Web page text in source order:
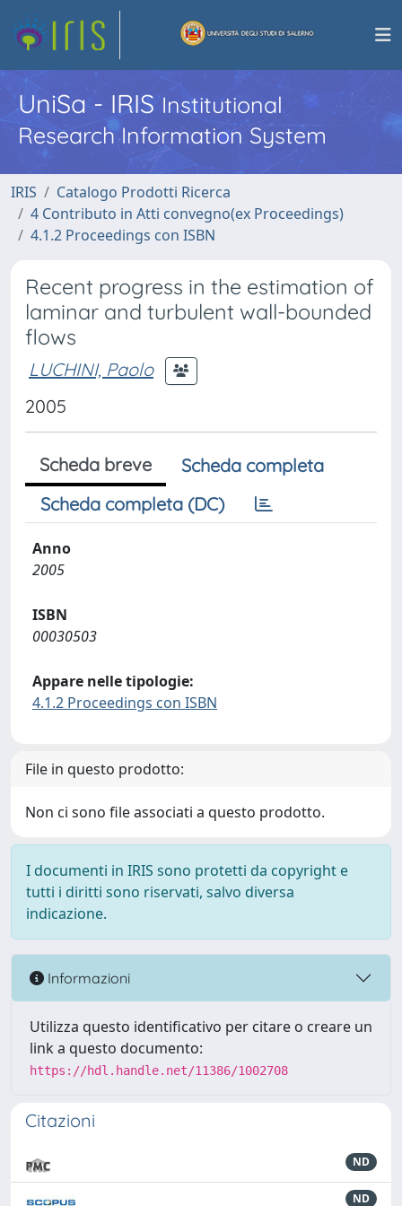
UniSa - IRISInstitutional
Research Information System
IRIS
Catalogo Prodotti Ricerca
4 Contributo in Atti convegno(ex Proceedings)
4.1.2 Proceedings con ISBN
Recent progress in the estimation of
laminar and turbulent wall-bounded
flows
LUCHINI, Paolo
2005
Scheda breve
Scheda completa
Scheda completa (DC)
Anno
2005
ISBN
00030503
Appare nelle tipologie:
4.1.2 Proceedings con ISBN
File in questo prodotto:
Non ci sono file associati a questo prodotto.
I documenti in IRIS sono protetti da copyright e
tutti i diritti sono riservati, salvo diversa
indicazione.
Informazioni
Utilizza questo identificativo per citare o creare un
link a questo documento:
https://hdl.handle.net/11386/1002708
Citazioni
ND
ND